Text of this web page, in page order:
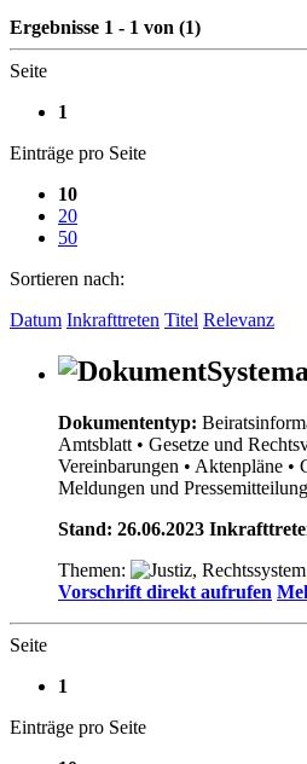
Ergebnisse 1 - 1 von (1)
Seite
1
Einträge pro Seite
10
20
50
Sortieren nach:
Datum Inkrafttreten Titel Relevanz
Dokumententyp:
Amtsblatt • Gesetze und
Vereinbarungen • Aktenpläne •
Meldungen und
Stand: 26.06.2023
Themen:
Vorschrift direkt aufrufen
Seite
1
Einträge pro Seite